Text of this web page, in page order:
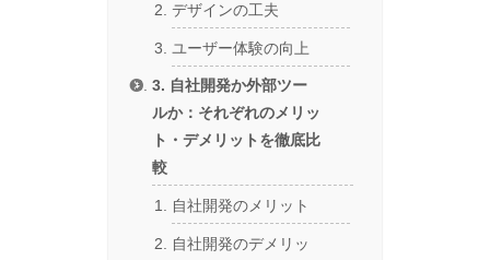
デザインの工夫
ユーザー体験の向上
3. 自社開発か外部ツー
ルか：それぞれのメリッ
ト・デメリットを徹底比
較
自社開発のメリット
自社開発のデメリッ